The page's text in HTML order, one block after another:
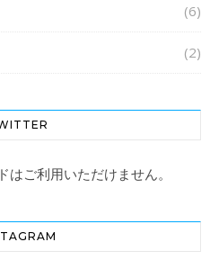
(6)
(2)
ご利用いただけません。